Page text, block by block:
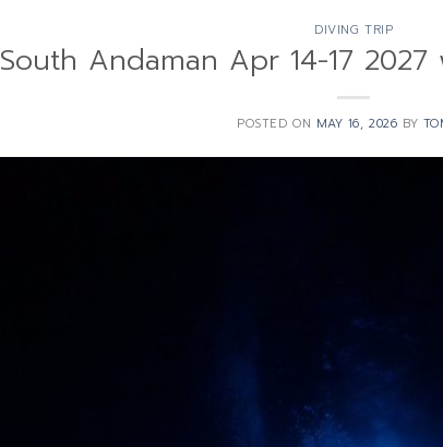
DIVING TRIP
South Andaman Apr 14-17
POSTED ON MAY 16, 2026 BY